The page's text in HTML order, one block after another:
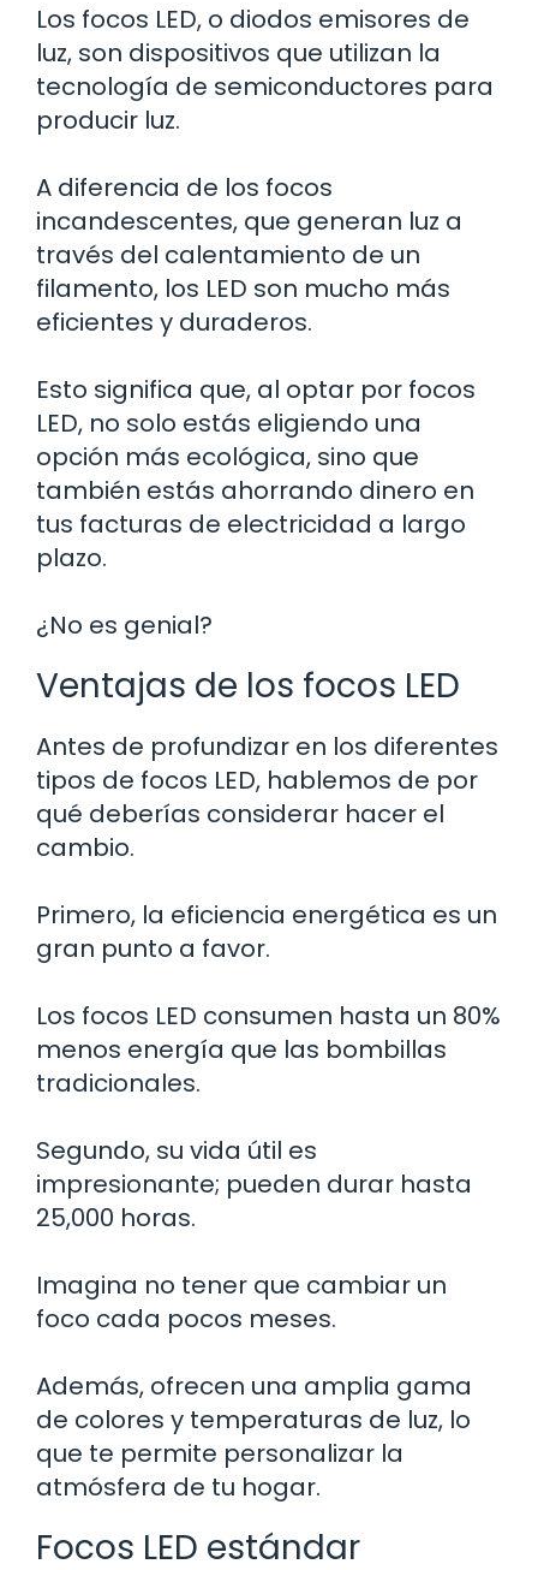
Los focos LED, o diodos emisores de
luz, son dispositivos que utilizan la
tecnología de semiconductores para
producir luz.
A diferencia de los focos
incandescentes, que generan luz a
través del calentamiento de un
filamento, los LED son mucho más
eficientes y duraderos.
Esto significa que, al optar por focos
LED, no solo estás eligiendo una
opción más ecológica, sino que
también estás ahorrando dinero en
tus facturas de electricidad a largo
plazo.
¿No es genial?
Ventajas de los focos LED
Antes de profundizar en los diferentes
tipos de focos LED, hablemos de por
qué deberías considerar hacer el
cambio.
Primero, la eficiencia energética es un
gran punto a favor.
Los focos LED consumen hasta un 80%
menos energía que las bombillas
tradicionales.
Segundo, su vida útil es
impresionante; pueden durar hasta
25,000 horas.
Imagina no tener que cambiar un
foco cada pocos meses.
Además, ofrecen una amplia gama
de colores y temperaturas de luz, lo
que te permite personalizar la
atmósfera de tu hogar.
Focos LED estándar